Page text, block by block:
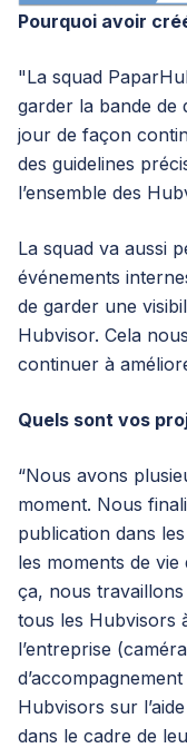
Pourquoi avoir
"La squad
garder la bande de
jour de façon
des guidelines
l’ensemble des
La squad va aussi
événements
de garder une
Hubvisor. Cela
continuer à
Quels sont vos
“Nous avons
moment. Nous
publication dans
les moments de vie
ça, nous
tous les Hubvisors
l’entreprise
Hubvisors sur
dans le cadre de